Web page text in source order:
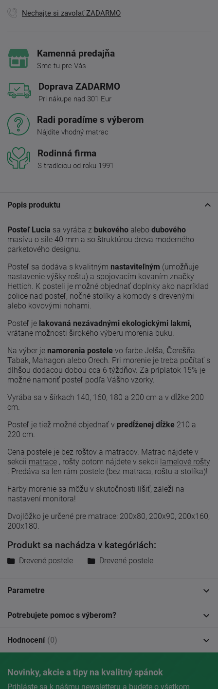
Nechajte si zavolať ZADARMO
Kamenná predajňa
Sme tu pre Vás
Doprava ZADARMO
Pri nákupe nad 301 Eur
Radi poradíme s výberom
Nájdite vhodný matrac
Rodinná firma
S tradíciou od roku 1991
Popis produktu
Posteľ Lucia sa vyrába z bukového alebo dubového
masívu o sile 40 mm a so štruktúrou dreva moderného
parketového designu.
Posteľ sa dodáva s kvalitným nastaviteľným (umožňuje
nastavenie výšky roštu) a spojovacím kovaním značky
Hettich. K posteli je možné objednať doplnky ako napríklad
police nad posteľ, nočné stolíky a komody s drevenými
alebo kovovými nohami.
Posteľ je lakovaná nezávadnými ekologickými lakmi,
vrátane možnosti širokého výberu morenia buku.
Na výber je namorenia postele vo farbe Jelša, Čerešňa.
Tabak, Mahagon alebo Orech. Pri morenie je treba počítať s
dlhšou dodacou dobou cca 6 týždňov. Za príplatok 15% je
možné namoriť posteľ podľa Vášho vzorky.
Vyrába sa v šírkach 140, 160, 180 a 200 cm a v dĺžke 200
cm.
Posteľ je tiež možné objednať v predĺženej dĺžke 210 a
220 cm.
Cena postele je bez roštov a matracov. Matrac nájdete v
sekcii matrace , rošty potom nájdete v sekcii lamelové rošty
Predáva sa len rám postele (bez matraca, roštu a stolíka)!
Farby morenie sa môžu v skutočnosti líšiť, záleží na
nastavení monitora!
Dvojlôžko je určené pre matrace: 200x80, 200x90, 200x160,
200x180.
Produkt sa nachádza v kategóriách:
Drevené postele Drevené postele
Parametre
Potrebujete pomoc s výberom?
Hodnocení (0)
Novinky, akcie a tipy na kvalitný spánok
Prihláste sa k nášmu newsletteru a budete o všetkom